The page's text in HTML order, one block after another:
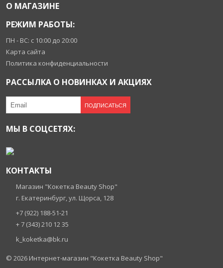
О МАГАЗИНЕ
РЕЖИМ РАБОТЫ:
ПН - ВС: с 10:00 до 20:00
Карта сайта
Политика конфиденциальности
РАССЫЛКА О НОВИНКАХ И АКЦИЯХ
ПОДПИСАТЬСЯ
МЫ В СОЦСЕТЯХ:
КОНТАКТЫ
Магазин "Кокетка Beauty Shop"
г. Екатеринбург, ул. Щорса, 128
+7 (922) 188-51-21
+ 7 (343) 210 12 35
k_koketka@bk.ru
© 2026 Интернет-магазин "Кокетка Beauty Shop"